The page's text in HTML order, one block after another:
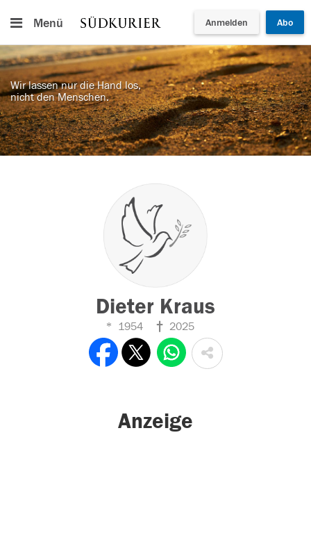
Menü Anmelden Abo
Wir lassen nur die Hand los,
nicht den Menschen.
Dieter Kraus
1954 2025
Anzeige